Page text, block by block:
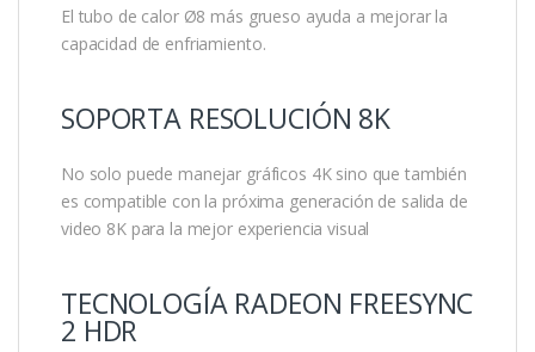
El tubo de calor Ø8 más grueso ayuda a mejorar la
capacidad de enfriamiento.
SOPORTA RESOLUCIÓN 8K
No solo puede manejar gráficos 4K sino que también
es compatible con la próxima generación de salida de
video 8K para la mejor experiencia visual
TECNOLOGÍA RADEON FREESYNC
2 HDR